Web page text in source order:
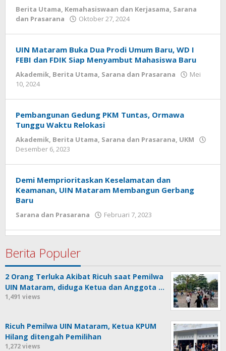
Berita Utama, Kemahasiswaan dan Kerjasama, Sarana
dan Prasarana
Oktober 27, 2024
UIN Mataram Buka Dua Prodi Umum Baru, WD I
FEBI dan FDIK Siap Menyambut Mahasiswa Baru
Akademik, Berita Utama, Sarana dan Prasarana
Mei
10, 2024
Pembangunan Gedung PKM Tuntas, Ormawa
Tunggu Waktu Relokasi
Akademik, Berita Utama, Sarana dan Prasarana, UKM
Desember 6, 2023
Demi Memprioritaskan Keselamatan dan
Keamanan, UIN Mataram Membangun Gerbang
Baru
Sarana dan Prasarana Februari 7, 2023
Ro'yuna
Berita Populer
2 Orang Terluka Akibat Ricuh saat Pemilwa
UIN Mataram, diduga Ketua dan Anggota …
1,491 views
Ricuh Pemilwa UIN Mataram, Ketua KPUM
Hilang ditengah Pemilihan
1,272 views